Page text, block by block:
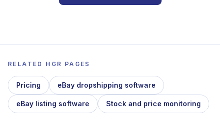
RELATED HGR PAGES
Pricing eBay dropshipping software
eBay listing software Stock and price monitoring